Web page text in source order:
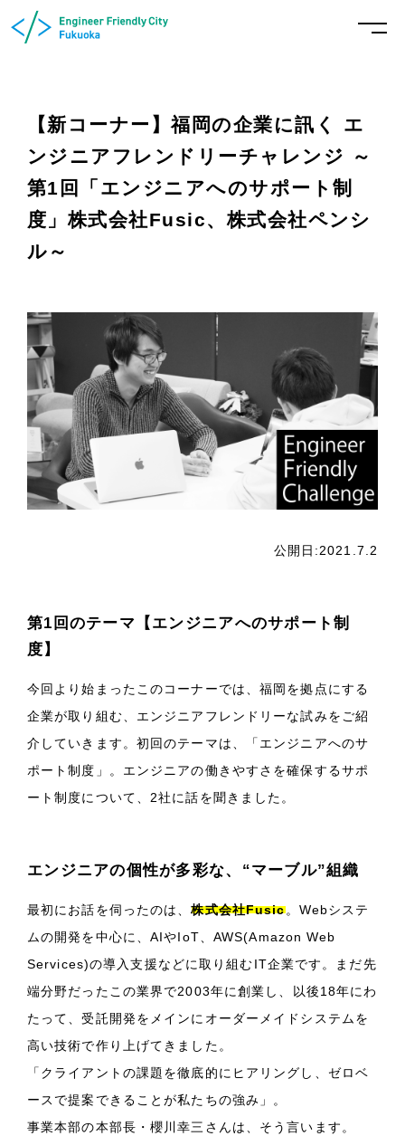
【新コーナー】福岡の企業に訊く エ
ンジニアフレンドリーチャレンジ ～
第1回「エンジニアへのサポート制
度」株式会社Fusic、株式会社ペンシ
ル～
公開日:2021.7.2
第1回のテーマ 【 エンジニアへのサポート制
度】
今回より始まったこのコーナーでは、福岡を拠点にする
企業が取り組む、エンジニアフレンドリーな試みをご紹
介していきます。初回のテーマは、「エンジニアへのサ
ポート制度」。エンジニアの働きやすさを確保するサポ
ート制度について、2社に話を聞きました。
エンジニアの個性が多彩な、“マーブル”組織
最初にお話を伺ったのは、株式会社Fusic。Webシステ
ムの開発を中心に、AIやIoT、AWS(Amazon Web
Services)の導入支援などに取り組むIT企業です。まだ先
端分野だったこの業界で2003年に創業し、以後18年にわ
たって、受託開発をメインにオーダーメイドシステムを
高い技術で作り上げてきました。
「クライアントの課題を徹底的にヒアリングし、ゼロベ
ースで提案できることが私たちの強み」。
事業本部の本部長・櫻川幸三さんは、そう言います。